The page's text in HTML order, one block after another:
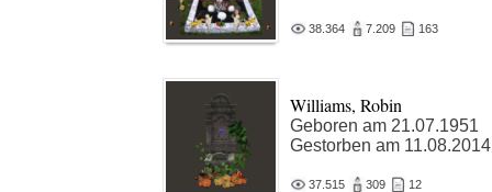
38.364 7.209 163
Williams, Robin
Geboren am 21.07.1951
Gestorben am 11.08.2014
37.515 309 12